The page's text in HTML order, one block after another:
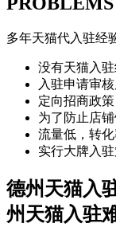
多年天猫代入驻经
没有天猫入
入驻申请审
定向招商政
为了防止店
流量低，转
实行大牌入
德州天猫入
州天猫入驻